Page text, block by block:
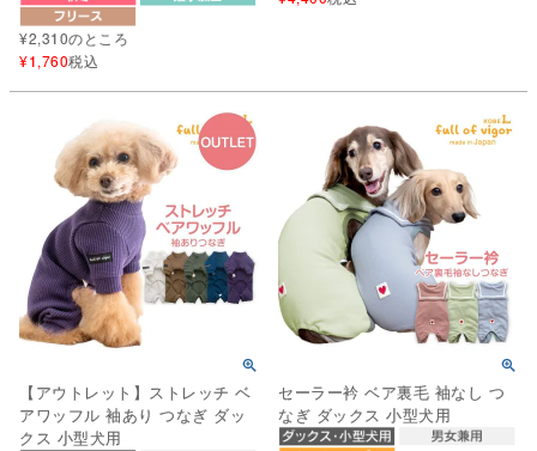
¥2,310のところ
¥1,760税込
【アウトレット】ストレッチ ベ
アワッフル 袖あり つなぎ ダッ
クス 小型犬用
セーラー衿 ベア裏毛 袖なし つ
なぎ ダックス 小型犬用